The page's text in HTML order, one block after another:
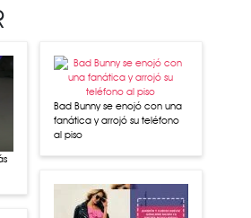
Bad Bunny se enojó con una
fanática y arrojó su teléfono
al piso